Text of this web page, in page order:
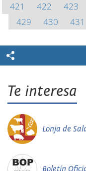
421
422 423
429
430 431
Te interesa
Lonja de
Boletín